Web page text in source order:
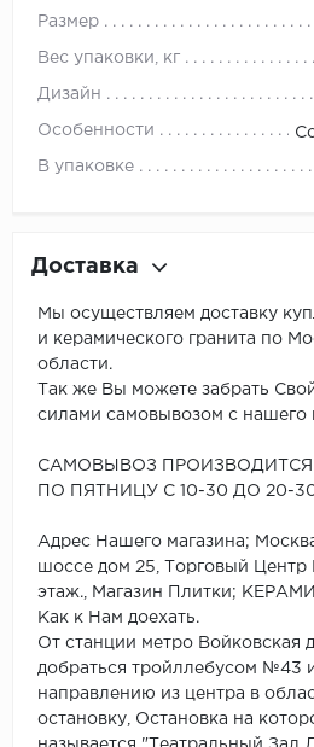
Размер
Вес упаковки, кг
Дизайн
Особенности
В упаковке
Доставка
Мы осуществляем доставку
и керамического гранита по
области.
Так же Вы можете забрать
силами самовывозом с нашего
САМОВЫВОЗ
ПО ПЯТНИЦУ С 10-30 ДО 20-
Адрес Нашего магазина;
шоссе дом 25, Торговый Центр
этаж., Магазин Плитки;
Как к Нам доехать.
От станции метро Войковская
добраться тройллебусом №43
направлению из центра в
остановку, Остановка на